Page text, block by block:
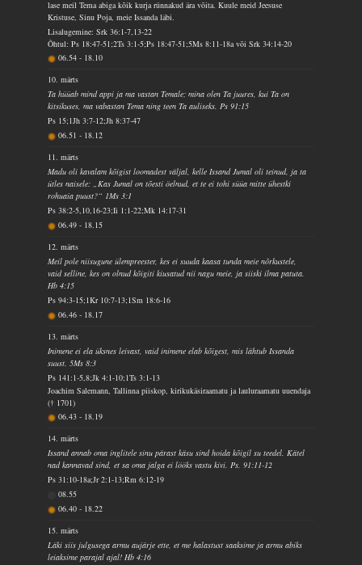
lase meil Tema abiga kõik kurja rünnakud ära võita. Kuule meid Jeesuse
Kristuse, Sinu Poja, meie Issanda läbi.
Lisalugemine: Srk 36:1-7,13-22
Õhtul: Ps 18:47-51;2Ts 3:1-5;Ps 18:47-51;5Ms 8:11-18a või Srk 34:14-20
06.54- 18.10
10. märts
Ta hüüab mind appi ja ma vastan Temale; mina olen Ta juures, kui Ta on
kitsikuses, ma vabastan Tema ning teen Ta auliseks. Ps 91:15
Ps 15;1Jh 3:7-12;Jh 8:37-47
06.51- 18.12
11. märts
Madu oli kavalam kõigist loomadest väljal, kelle Issand Jumal oli teinud, ja ta
ütles naisele: „Kas Jumal on tõesti öelnud, et te ei tohi süüa mitte ühestki
rohuaia puust?“ 1Ms 3:1
Ps 38:2-5,10,16-23;Ii 1:1-22;Mk 14:17-31
06.49- 18.15
12. märts
Meil pole niisugune ülempreester, kes ei suuda kaasa tunda meie nõrkustele,
vaid selline, kes on olnud kõigiti kiusatud nii nagu meie, ja siiski ilma patuta.
Hb 4:15
Ps 94:3-15;1Kr 10:7-13;1Sm 18:6-16
06.46- 18.17
13. märts
Inimene ei ela üksnes leivast, vaid inimene elab kõigest, mis lähtub Issanda
suust. 5Ms 8:3
Ps 141:1-5,8;Jk 4:1-10;1Ts 3:1-13
Joachim Salemann, Tallinna piiskop, kirikukäsiraamatu ja lauluraamatu uuendaja
(† 1701)
06.43- 18.19
14. märts
Issand annab oma inglitele sinu pärast käsu sind hoida kõigil su teedel. Kätel
nad kannavad sind, et sa oma jalga ei lööks vastu kivi. Ps. 91:11-12
Ps 31:10-18a;Jr 2:1-13;Rm 6:12-19
08.55
06.40- 18.22
15. märts
Läki siis julgusega armu aujärje ette, et me halastust saaksime ja armu abiks
leiaksime parajal ajal! Hb 4:16